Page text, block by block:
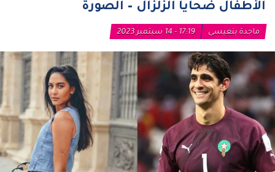
الأطفال ضحايا الزلزال – الصورة
ماجدة بنعيسى 17:19 - 14 سبتمبر 2023